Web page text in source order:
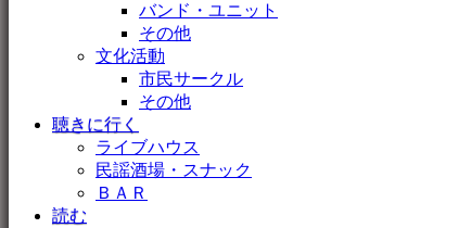
バンド・ユニット
その他
文化活動
市民サークル
その他
聴きに行く
ライブハウス
民謡酒場・スナック
ＢＡＲ
読む